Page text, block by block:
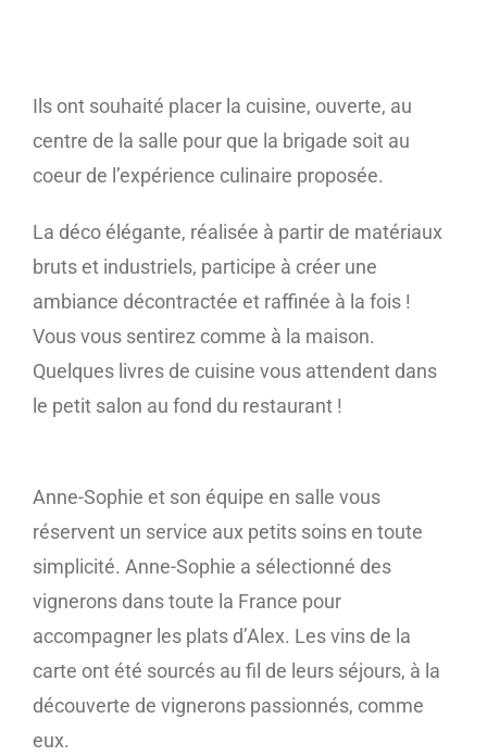
Ils ont souhaité placer la cuisine, ouverte, au
centre de la salle pour que la brigade soit au
coeur de l’expérience culinaire proposée.
La déco élégante, réalisée à partir de matériaux
bruts et industriels, participe à créer une
ambiance décontractée et raffinée à la fois !
Vous vous sentirez comme à la maison.
Quelques livres de cuisine vous attendent dans
le petit salon au fond du restaurant !
Anne-Sophie et son équipe en salle vous
réservent un service aux petits soins en toute
simplicité. Anne-Sophie a sélectionné des
vignerons dans toute la France pour
accompagner les plats d’Alex. Les vins de la
carte ont été sourcés au fil de leurs séjours, à la
découverte de vignerons passionnés, comme
eux.